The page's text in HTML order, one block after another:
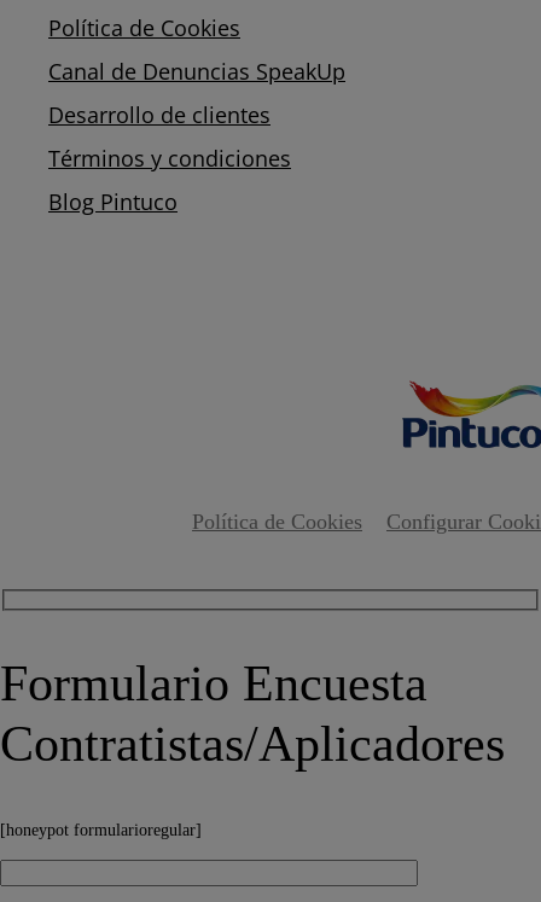
Política de Cookies
Canal de Denuncias SpeakUp
Desarrollo de clientes
Términos y condiciones
Blog Pintuco
Política de Cookies Configurar
Formulario Encuesta
Contratistas/Aplicadores
[honeypot formularioregular]